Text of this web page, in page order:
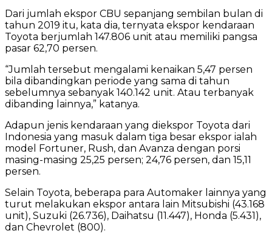
Dari jumlah ekspor CBU sepanjang sembilan bulan di
tahun 2019 itu, kata dia, ternyata ekspor kendaraan
Toyota berjumlah 147.806 unit atau memiliki pangsa
pasar 62,70 persen.
“Jumlah tersebut mengalami kenaikan 5,47 persen
bila dibandingkan periode yang sama di tahun
sebelumnya sebanyak 140.142 unit. Atau terbanyak
dibanding lainnya,” katanya.
Adapun jenis kendaraan yang diekspor Toyota dari
Indonesia yang masuk dalam tiga besar ekspor ialah
model Fortuner, Rush, dan Avanza dengan porsi
masing-masing 25,25 persen; 24,76 persen, dan 15,11
persen.
Selain Toyota, beberapa para Automaker lainnya yang
turut melakukan ekspor antara lain Mitsubishi (43.168
unit), Suzuki (26.736), Daihatsu (11.447), Honda (5.431),
dan Chevrolet (800).